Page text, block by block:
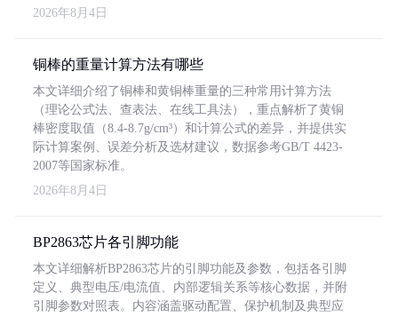
2026年8月4日
铜棒的重量计算方法有哪些
本文详细介绍了铜棒和黄铜棒重量的三种常用计算方法
（理论公式法、查表法、在线工具法），重点解析了黄铜
棒密度取值（8.4-8.7g/cm³）和计算公式的差异，并提供实
际计算案例、误差分析及选材建议，数据参考GB/T 4423-
2007等国家标准。
2026年8月4日
BP2863芯片各引脚功能
本文详细解析BP2863芯片的引脚功能及参数，包括各引脚
定义、典型电压/电流值、内部逻辑关系等核心数据，并附
引脚参数对照表。内容涵盖驱动配置、保护机制及典型应